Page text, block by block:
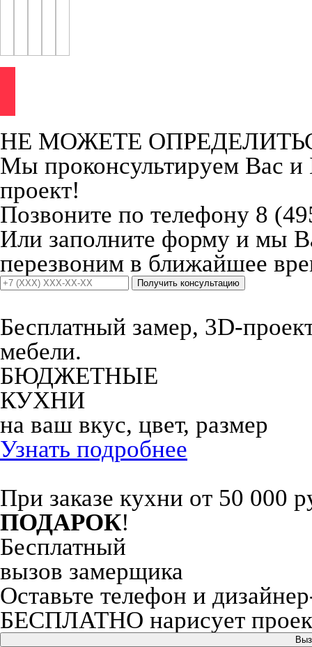
НЕ МОЖЕТЕ
Мы проконсультируем Вас
проект!
Позвоните по телефону 8
Или заполните форму и мы
перезвоним в ближайшее
Получить консультацию
Бесплатный замер, 3D-
мебели.
БЮДЖЕТНЫЕ
КУХНИ
на ваш вкус, цвет, размер
Узнать подробнее
При заказе кухни от 50 000
ПОДАРОК!
Бесплатный
вызов замерщика
Оставьте телефон и
БЕСПЛАТНО нарисует